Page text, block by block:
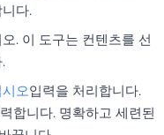
다.
. 이 도구는 컨텐츠를 선
오입력을 처리합니다.
합니다. 명확하고 세련된